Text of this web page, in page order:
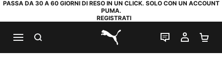
PASSA DA 30 A 60 GIORNI DI RESO IN UN CLICK. SOLO CON UN ACCOUNT
PUMA.
REGISTRATI
PUMA.com
CHAT IL MIO